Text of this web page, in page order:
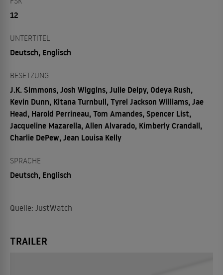
12
UNTERTITEL
Deutsch, Englisch
BESETZUNG
J.K. Simmons, Josh Wiggins, Julie Delpy, Odeya Rush,
Kevin Dunn, Kitana Turnbull, Tyrel Jackson Williams, Jae
Head, Harold Perrineau, Tom Amandes, Spencer List,
Jacqueline Mazarella, Allen Alvarado, Kimberly Crandall,
Charlie DePew, Jean Louisa Kelly
SPRACHE
Deutsch, Englisch
Quelle: JustWatch
TRAILER